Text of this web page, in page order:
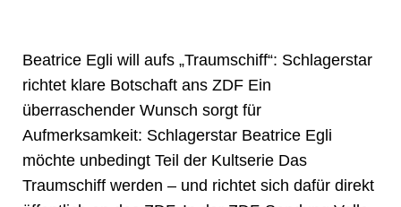
Beatrice Egli will aufs „Traumschiff“: Schlagerstar
richtet klare Botschaft ans ZDF Ein
überraschender Wunsch sorgt für
Aufmerksamkeit: Schlagerstar Beatrice Egli
möchte unbedingt Teil der Kultserie Das
Traumschiff werden – und richtet sich dafür direkt